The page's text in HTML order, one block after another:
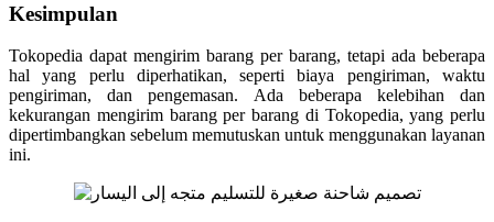
Kesimpulan
Tokopedia dapat mengirim barang per barang, tetapi ada beberapa
hal yang perlu diperhatikan, seperti biaya pengiriman, waktu
pengiriman, dan pengemasan. Ada beberapa kelebihan dan
kekurangan mengirim barang per barang di Tokopedia, yang perlu
dipertimbangkan sebelum memutuskan untuk menggunakan layanan
ini.